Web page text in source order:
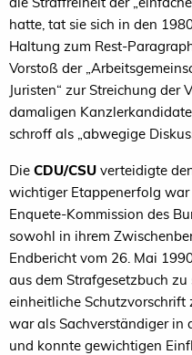
hatte, tat sie sich in den
Haltung zum Rest-
Vorstoß der
Juristen“ zur Streichung der
damaligen
schroff als „abwegige
Die CDU/CSU verteidigte
wichtiger Etappenerfolg war
Enquete-Kommission des
sowohl in ihrem
Endbericht vom 26. Mai
aus dem Strafgesetzbuch
einheitliche Schutzvorschrift
war als Sachverständiger in
und konnte gewichtigen